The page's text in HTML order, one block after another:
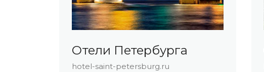
Отели Петербурга
hotel-saint-petersburg.ru